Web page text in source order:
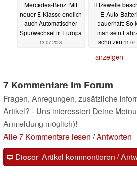
Mercedes-Benz: Mit
neuer E-Klasse endlich
auch Automatischer
Spurwechsel in Europa
13.07.2023
Hitzewelle
E-Auto-
dauerhaft: So
man sein
schützen
anzeigen
7 Kommentare im Forum
Fragen, Anregungen, zusätzliche
Artikel? - Uns interessiert Deine
Anmeldung möglich)!
Alle 7 Kommentare lesen /Antworten
Diesen Artikel kommentieren /